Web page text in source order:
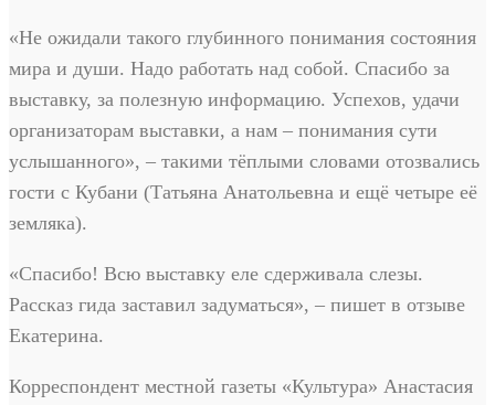
«Не ожидали такого глубинного понимания состояния
мира и души. Надо работать над собой. Спасибо за
выставку, за полезную информацию. Успехов, удачи
организаторам выставки, а нам – понимания сути
услышанного», – такими тёплыми словами отозвались
гости с Кубани (Татьяна Анатольевна и ещё четыре её
земляка).
«Спасибо! Всю выставку еле сдерживала слезы.
Рассказ гида заставил задуматься», – пишет в отзыве
Екатерина.
Корреспондент местной газеты «Культура» Анастасия